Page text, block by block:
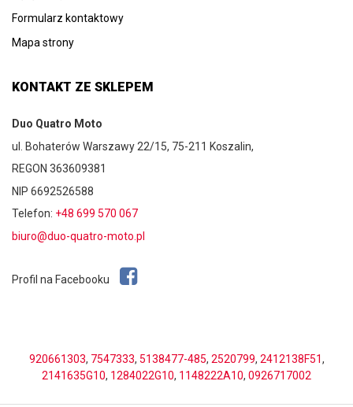
Formularz kontaktowy
Mapa strony
KONTAKT ZE SKLEPEM
Duo Quatro Moto
ul. Bohaterów Warszawy 22/15, 75-211 Koszalin,
REGON 363609381
NIP 6692526588
Telefon: +48 699 570 067
biuro@duo-quatro-moto.pl
Profil na Facebooku
920661303, 7547333, 5138477-485, 2520799, 2412138F51,
2141635G10, 1284022G10, 1148222A10, 0926717002